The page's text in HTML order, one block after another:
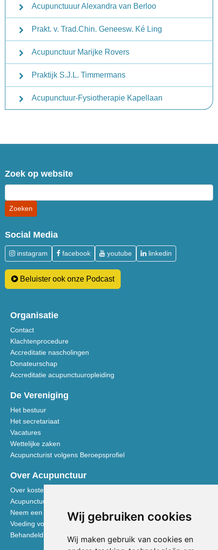
Wij gebruiken cookies
Wij maken gebruik van cookies en
Acupunctuuur Alexandra van Berloo
Prakt. v. Trad.Chin. Geneesw. Ké Ling
Acupunctuur Marijke Rovers
Praktijk S.J.L. Timmermans
Acupunctuur-Fysiotherapie Kapellaan
Zoek op website
Social Media
instagram facebook youtube linkedin
Beluister ook onze Podcast
Organisatie
Contact
Klachtenprocedure
Accreditatie nascholingen
Donateurschap
Accreditatie acupunctuuropleiding
De Vereniging
Het bestuur
Het secretariaat
Vacatures
Wettelijke zaken
Acupuncturist volgens Beroepsprofiel
Over Acupunctuur
Over kosten en vergoedingen
Acupunctuur toegelicht
Neem een kijkje in de praktijk
Voeding volgens de Vijf Elementen
Behandeldisciplines - TCG